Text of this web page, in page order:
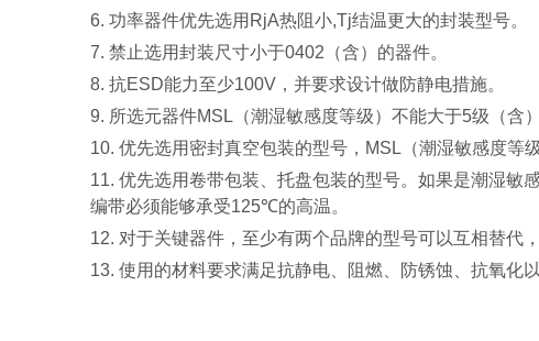
6. 功率器件优先选用 RjA热阻小,Tj结温更大的封装型号。
7. 禁止选用封装尺寸小于0402 （含）的器件。
8. 抗ESD能力至少100V ，并要求设计做防静电措施。
9. 所选元器件MSL （潮湿敏感度等级）不能大于5级（含）
10. 优先选用密封真空包装的型号， MSL （潮湿敏感度等
11. 优先选用卷带包装、托盘包装的型号。如果是潮湿敏
编带必须能够承受125℃的高温。
12. 对于关键器件，至少有两个品牌的型号可以互相替代
13. 使用的材料要求满足抗静电、阻燃、防锈蚀、抗氧化